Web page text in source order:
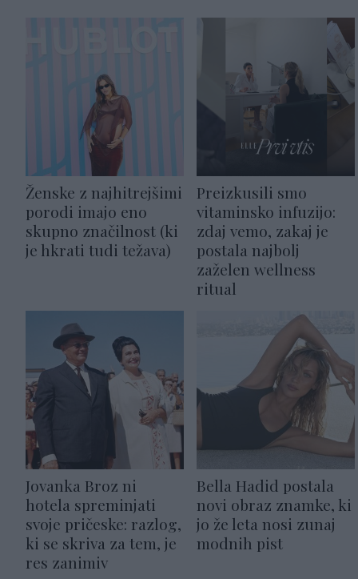
Ženske z najhitrejšimi
porodi imajo eno
skupno značilnost (ki
je hkrati tudi težava)
Preizkusili smo
vitaminsko infuzijo:
zdaj vemo, zakaj je
postala najbolj
zaželen wellness
ritual
Jovanka Broz ni
hotela spreminjati
svoje pričeske: razlog,
ki se skriva za tem, je
res zanimiv
Bella Hadid postala
novi obraz znamke, ki
jo že leta nosi zunaj
modnih pist